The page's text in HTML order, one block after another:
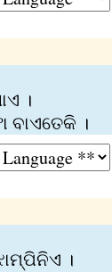
।
ବାଏତେକି ।
।